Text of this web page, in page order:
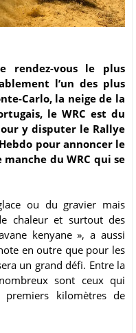
rendez-vous le plus
l’un des plus
Carlo, la neige de la
le WRC est du
y disputer le Rallye
pour annoncer le
du WRC qui se
ou du gravier mais
chaleur et surtout des
kenyane », a aussi
en outre que pour les
un grand défi. Entre la
sont ceux qui
kilomètres de